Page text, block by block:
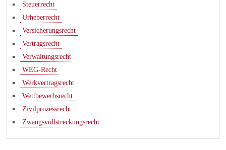
Steuerrecht
Urheberrecht
Versicherungsrecht
Vertragsrecht
Verwaltungsrecht
WEG-Recht
Werkvertragsrecht
Wettbewerbsrecht
Zivilprozessrecht
Zwangsvollstreckungsrecht